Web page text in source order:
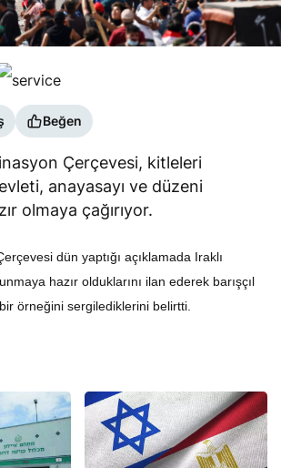
Beğen
Çerçevesi, kitleleri
anayasayı ve düzeni
olmaya çağırıyor.
dün yaptığı açıklamada Iraklı
hazır olduklarını ilan ederek barışçıl
örneğini sergilediklerini belirtti.